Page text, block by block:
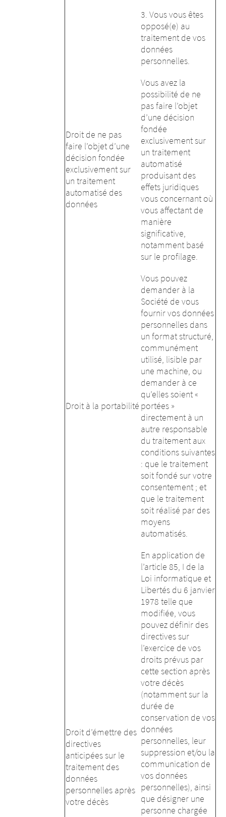
3. Vous vous êtes
opposé(e) au
traitement de vos
données
personnelles.
Droit de ne pas
faire l’objet d’une
décision fondée
exclusivement sur
un traitement
automatisé des
données
Vous avez la
possibilité de ne
pas faire l’objet
d’une décision
fondée
exclusivement sur
un traitement
automatisé
produisant des
effets juridiques
vous concernant où
vous affectant de
manière
significative,
notamment basé
sur le profilage.
Droit à la portabilité
Vous pouvez
demander à la
Société de vous
fournir vos données
personnelles dans
un format structuré,
communément
utilisé, lisible par
une machine, ou
demander à ce
qu’elles soient «
portées »
directement à un
autre responsable
du traitement aux
conditions suivantes
: que le traitement
soit fondé sur votre
consentement ; et
que le traitement
soit réalisé par des
moyens
automatisés.
Droit d’émettre des
directives
anticipées sur le
traitement des
données
personnelles après
votre décès
En application de
l’article 85, I de la
Loi informatique et
Libertés du 6 janvier
1978 telle que
modifiée, vous
pouvez définir des
directives sur
l’exercice de vos
droits prévus par
cette section après
votre décès
(notamment sur la
durée de
conservation de vos
données
personnelles, leur
suppression et/ou la
communication de
vos données
personnelles), ainsi
que désigner une
personne chargée